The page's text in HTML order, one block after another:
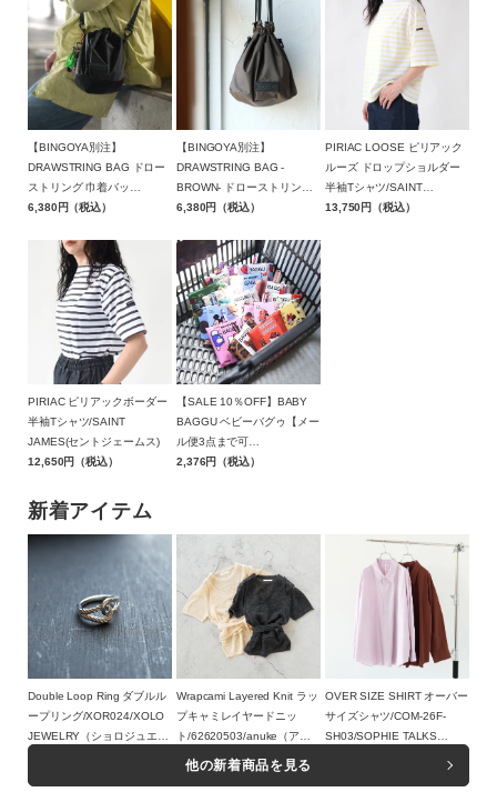
【BINGOYA別注】
DRAWSTRING BAG ドロー
ストリング 巾着バッ
グ/BAICYCLON by
バッグジャック)【メール便1
点可能】
6,380円（税込）
【BINGOYA別注】
DRAWSTRING BAG -
BROWN- ドローストリング
巾着バッグ ブラウン/BCL-
Bagjack(バイシクロン バイ
バッグジャック)【メール便1
点まで可能】
6,380円（税込）
PIRIAC LOOSE ピリアック
ルーズ ドロップショルダー
半袖Tシャツ/SAINT
JAMES(セントジェームス)
13,750円（税込）
PIRIAC ピリアックボーダー
半袖Tシャツ/SAINT
JAMES(セントジェームス)
12,650円（税込）
【SALE 10％OFF】BABY
BAGGU ベビーバグゥ【メー
ル便3点まで可
能】/BAGGU（バグゥ）【返
2,376円（税込）
新着アイテム
Double Loop Ring ダブルル
ープリング/XOR024/XOLO
JEWELRY（ショロジュエリ
Wrapcami Layered Knit ラッ
プキャミレイヤードニッ
ト/62620503/anuke（アン
ヌーク）
16,500円（税込）
OVER SIZE SHIRT オーバー
サイズシャツ/COM-26F-
SH03/SOPHIE TALKS
他の新着商品を見る